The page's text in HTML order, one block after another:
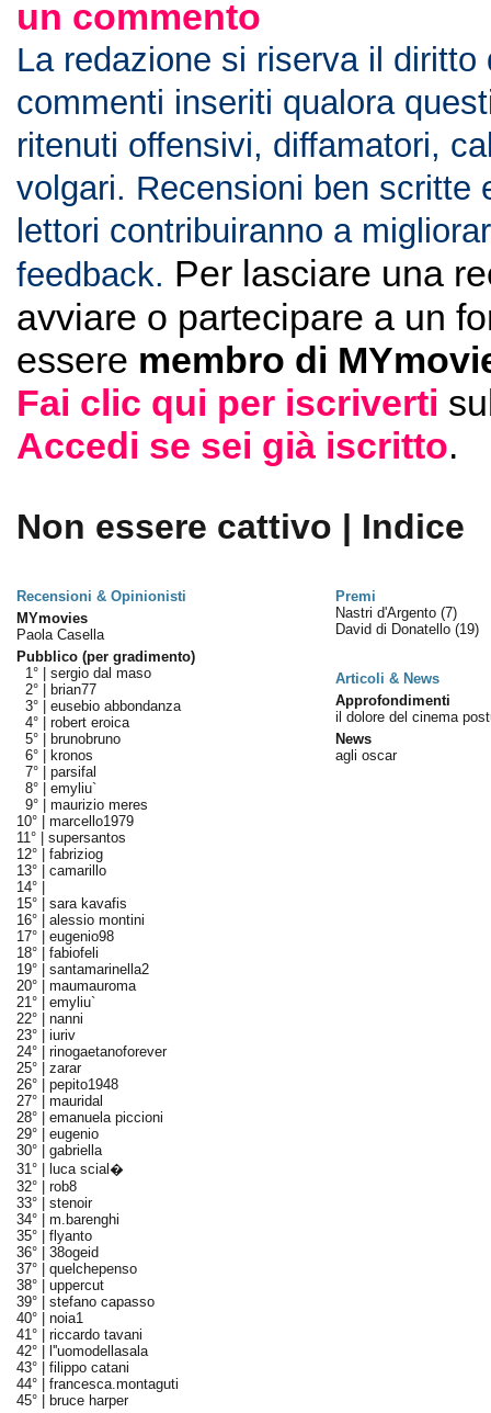
un commento
La redazione si riserva il diritto
commenti inseriti qualora
ritenuti offensivi, diffamatori,
volgari. Recensioni ben scritte
lettori contribuiranno a
feedback. Per lasciare una
avviare o partecipare a un
essere membro di
Fai clic qui per iscriverti
Accedi se sei già iscritto.
Non essere cattivo | Indice
Recensioni & Opinionisti
Premi
MYmovies
Paola Casella
Pubblico (per gradimento)
1° | sergio dal maso
2° |
brian77
3° | eusebio abbondanza
4° | robert eroica
5° |
brunobruno
6° |
kronos
7° | parsifal
8° | emyliu`
9° | maurizio meres
10° | marcello1979
11° | supersantos
12° | fabriziog
13° | camarillo
14° |
15° | sara kavafis
16° | alessio montini
17° | eugenio98
18° | fabiofeli
19° | santamarinella2
20° | maumauroma
21° | emyliu`
22° | nanni
23° | iuriv
24° | rinogaetanoforever
25° | zarar
26° | pepito1948
27° | mauridal
28° | emanuela piccioni
29° | eugenio
30° | gabriella
31° |
luca scial�
32° | rob8
33° | stenoir
34° | m.barenghi
35° | flyanto
36° | 38ogeid
37° | quelchepenso
38° | uppercut
39° | stefano capasso
40° | noia1
41° | riccardo tavani
42° |
l''uomodellasala
43° | filippo catani
44° | francesca.montaguti
45° |
bruce harper
Nastri d'Argento (7)
David di Donatello (19)
Articoli & News
Approfondimenti
il dolore del cinema
News
agli oscar